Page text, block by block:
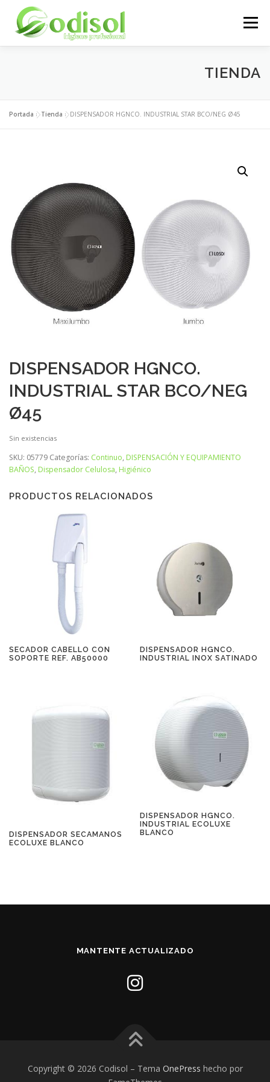
contenido
Menú
ÁREA CLIENTES CONTACTO
TIENDA
Portada »Tienda »DISPENSADOR HGNCO. INDUSTRIAL STAR BCO/NEG Ø45
DISPENSADOR HGNCO.
INDUSTRIAL STAR BCO/NEG
Ø45
Sin existencias
SKU: 05779 Categorías: Continuo, DISPENSACIÓN Y EQUIPAMIENTO
BAÑOS, Dispensador Celulosa, Higiénico
PRODUCTOS RELACIONADOS
SECADOR CABELLO CON
SOPORTE REF. AB50000
DISPENSADOR HGNCO.
INDUSTRIAL INOX SATINADO
DISPENSADOR SECAMANOS
ECOLUXE BLANCO
DISPENSADOR HGNCO.
INDUSTRIAL ECOLUXE
BLANCO
MANTENTE ACTUALIZADO
Copyright © 2026 Codisol – Tema OnePress hecho por